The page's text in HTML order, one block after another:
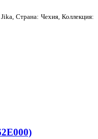
Страна: Чехия, Коллекция: